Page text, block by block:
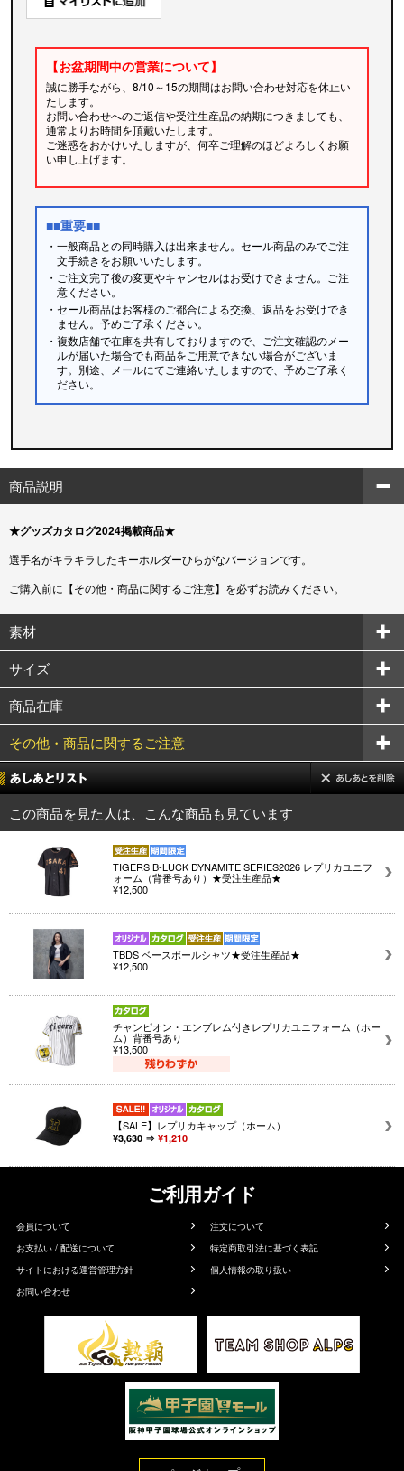
【お盆期間中の営業について】
誠に勝手ながら、8/10～15の期間はお問い合わせ対応を休止い
たします。
お問い合わせへのご返信や受注生産品の納期につきましても、
通常よりお時間を頂戴いたします。
ご迷惑をおかけいたしますが、何卒ご理解のほどよろしくお願
い申し上げます。
■■重要■■
・一般商品との同時購入は出来ません。セール商品のみでご注
文手続きをお願いいたします。
・ご注文完了後の変更やキャンセルはお受けできません。ご注
意ください。
・セール商品はお客様のご都合による交換、返品をお受けでき
ません。予めご了承ください。
・複数店舗で在庫を共有しておりますので、ご注文確認のメー
ルが届いた場合でも商品をご用意できない場合がございま
す。別途、メールにてご連絡いたしますので、予めご了承く
ださい。
商品説明
★グッズカタログ2024掲載商品★
選手名がキラキラしたキーホルダーひらがなバージョンです。
ご購入前に【その他・商品に関するご注意】を必ずお読みください。
素材
サイズ
商品在庫
その他・商品に関するご注意
この商品を見た人は、こんな商品も見ています
TIGERS B-LUCK DYNAMITE SERIES2026 レプリカユニフ
ォーム（背番号あり）★受注生産品★
¥12,500
TBDS ベースボールシャツ★受注生産品★
¥12,500
チャンピオン・エンブレム付きレプリカユニフォーム（ホー
ム）背番号あり
¥13,500
【SALE】レプリカキャップ（ホーム）
¥3,630 ⇒ ¥1,210
ご利用ガイド
会員について
注文について
お支払い / 配送について
特定商取引法に基づく表記
サイトにおける運営管理方針
個人情報の取り扱い
お問い合わせ